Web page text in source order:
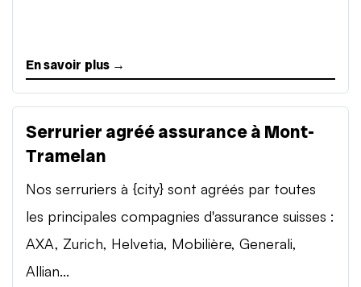
En savoir plus →
Serrurier agréé assurance à Mont-
Tramelan
Nos serruriers à {city} sont agréés par toutes
les principales compagnies d'assurance suisses :
AXA, Zurich, Helvetia, Mobilière, Generali,
Allian...